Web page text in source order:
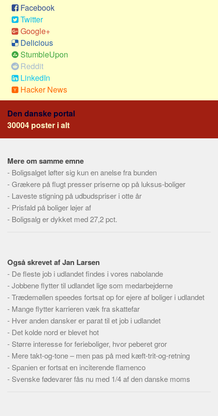
Aspekter
Køb og salg
Økonomi
Jura og regler
Skatter og afgifter
Statistik
Praktisk
Alle
Meta
Emner
Skribenter
Personer
Steder
Kilder
Webstedet
Forhistorien
Redigering
Tekstannoncer
Bannere
Hjælp
Facebook
Twitter
Google+
Delicious
StumbleUpon
Reddit
LinkedIn
Hacker News
Den danske portal
30004 poster i alt
Mere om samme emne
- Boligsalget løfter sig kun en anelse fra bunden
-Grækere på flugt presser priserne op på luksus-boliger
- Laveste stigning på udbudspriser i otte år
- Prisfald på boliger løjer af
- Boligsalg er dykket med 27,2 pct.
Også skrevet af Jan Larsen
- De fleste job i udlandet findes i vores nabolande
-Jobbene flytter til udlandet lige som medarbejderne
-Trædemøllen speedes fortsat op for ejere af boliger i udlandet
- Mange flytter karrieren væk fra skattefar
- Hver anden dansker er parat til et job i udlandet
- Det kolde nord er blevet hot
- Større interesse for ferieboliger, hvor peberet gror
- Mere takt-og-tone – men pas på med kæft-trit-og-retning
- Spanien er fortsat en inciterende flamenco
- Svenske fødevarer fås nu med 1/4 af den danske moms